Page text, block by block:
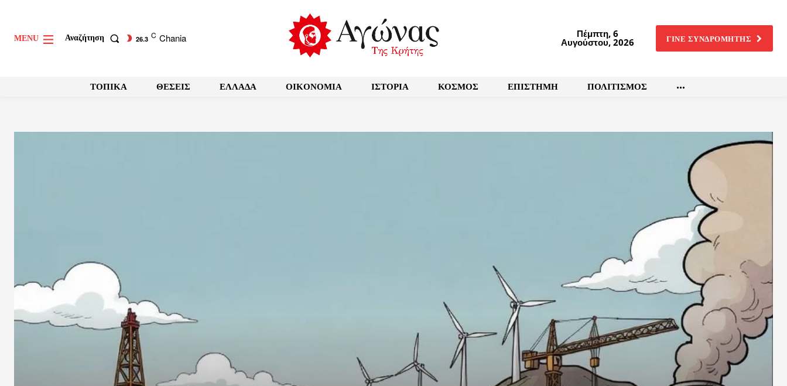
MENU Αναζήτηση 26.3 C Chania Πέμπτη, 6
Αυγούστου, 2026 ΓΙΝΕ ΣΥΝΔΡΟΜΗΤΗΣ
ΤΟΠΙΚΑ ΘΕΣΕΙΣ ΕΛΛΑΔΑ OIKONOMIA ΙΣΤΟΡΙΑ ΚΟΣΜΟΣ ΕΠΙΣΤΗΜΗ ΠΟΛΙΤΙΣΜΟΣ